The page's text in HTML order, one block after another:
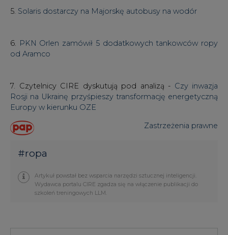
od Aramco
7. Czytelnicy CIRE dyskutują pod analizą -Czy inwazja
Rosji na Ukrainę przyśpieszy transformację energetyczną
Zastrzeżenia prawne
#ropa
szkoleń treningowych LLM.
KOMENTARZE